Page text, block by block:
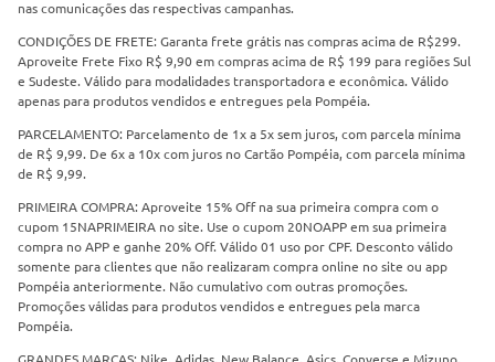
nas comunicações das respectivas campanhas.
CONDIÇÕES DE FRETE: Garanta frete grátis nas compras acima de R$299.
Aproveite Frete Fixo R$ 9,90 em compras acima de R$ 199 para regiões Sul
e Sudeste. Válido para modalidades transportadora e econômica. Válido
apenas para produtos vendidos e entregues pela Pompéia.
PARCELAMENTO: Parcelamento de 1x a 5x sem juros, com parcela mínima
de R$ 9,99. De 6x a 10x com juros no Cartão Pompéia, com parcela mínima
de R$ 9,99.
PRIMEIRA COMPRA: Aproveite 15% Off na sua primeira compra com o
cupom 15NAPRIMEIRA no site. Use o cupom 20NOAPP em sua primeira
compra no APP e ganhe 20% Off. Válido 01 uso por CPF. Desconto válido
somente para clientes que não realizaram compra online no site ou app
Pompéia anteriormente. Não cumulativo com outras promoções.
Promoções válidas para produtos vendidos e entregues pela marca
Pompéia.